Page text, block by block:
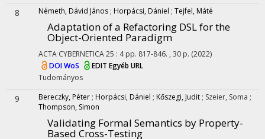
8 Németh, Dávid János ; Horpácsi, Dániel ; Tejfel, Máté
Adaptation of a Refactoring DSL for the
Object-Oriented Paradigm
ACTA CYBERNETICA25 : 4 pp. 817-846. , 30 p. (2022)
DOIWoS EDIT Egyéb URL
Tudományos
9 Bereczky, Péter ; Horpácsi, Dániel ; Kőszegi, Judit ; Szeier, Soma ;
Thompson, Simon
Validating Formal Semantics by Property-
Based Cross-Testing